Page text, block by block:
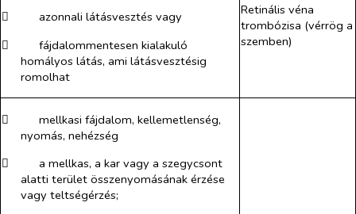
​
azonnali látásvesztés vagy
​
fájdalommentesen kialakuló
homályos látás, ami látásvesztésig
romolhat
Retinális véna
trombózisa (vérrög a
szemben)
​
mellkasi fájdalom, kellemetlenség,
nyomás, nehézség
​
a mellkas, a kar vagy a szegycsont
alatti terület összenyomásának érzése
vagy teltségérzés;